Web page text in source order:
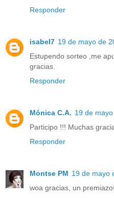
Responder
isabel7 19 de mayo de
Estupendo sorteo ,me
gracias.
Responder
Mónica C.A. 19 de
Participo !!! Muchas
Responder
Montse PM 19 de mayo
woa gracias, un premiazo!